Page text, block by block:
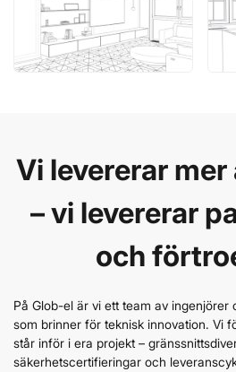
Vi levererar
– vi levererar
och
På Glob-el är vi ett team av ingenjörer
som brinner för teknisk innovation. Vi
står inför i era projekt –
säkerhetscertifieringar och